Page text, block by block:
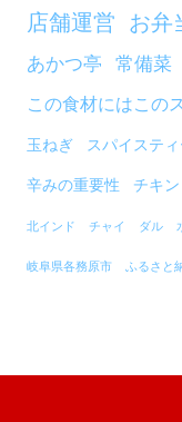
店舗運営 お弁
あかつ亭
常備菜
この食材にはこの
玉ねぎ スパイスティ
辛みの重要性 チキン
北インド チャイ ダル
岐阜県各務原市 ふるさと